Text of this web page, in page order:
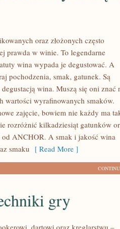
oraz złożonych często
prawda w winie. To legendarne
wina wypada je degustować. A
pochodzenia, smak, gatunek. Są
wina. Muszą się oni znać
wyrafinowanych smaków.
zajęcie, bowiem nie każdy ma
rozróżnić kilkadziesiąt gatunków
ANCHOR. A smak i jakość wina
smaku [ Read More ]
gry
dartowi oraz kręglarstwu –